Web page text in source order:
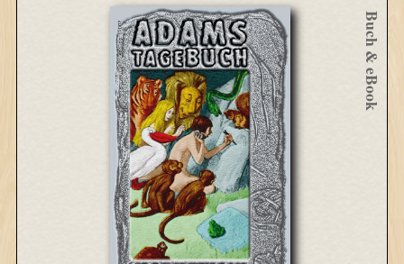
Buch & eBook